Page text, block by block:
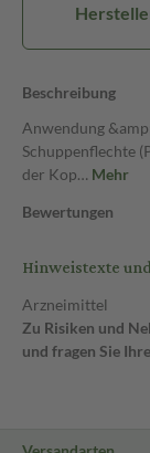
Beschreibung
Anwendung
Schuppenflechte
der Kop… Mehr
Bewertungen
Hinweistexte
Arzneimittel
Zu Risiken und
und fragen Sie